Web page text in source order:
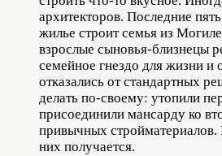
архитекторов. Последние
жилье строит семья из
взрослые сыновья-близнецы
семейное гнездо для жизни и
отказались от стандартных
делать по-своему: утопили
присоединили мансарду ко
привычных
них получается.